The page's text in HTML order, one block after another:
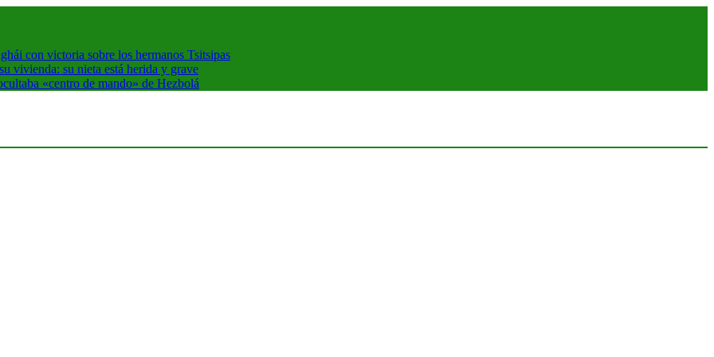
con victoria sobre los hermanos Tsitsipas
vivienda: su nieta está herida y grave
«centro de mando» de Hezbolá